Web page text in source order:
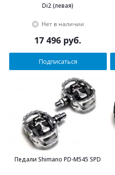
Di2 (левая)
Нет в наличии
17 496 руб.
Подписаться
Педали Shimano PD-M545 SPD